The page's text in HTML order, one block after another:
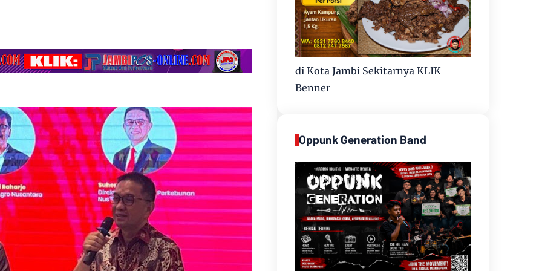
di Kota Jambi Sekitarnya KLIK
Benner
Oppunk Generation Band